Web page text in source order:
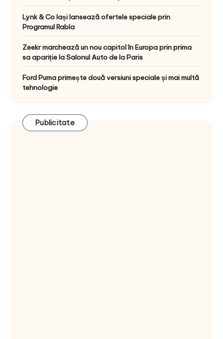
Lynk & Co Iași lansează ofertele speciale prin
Programul Rabla
Zeekr marchează un nou capitol în Europa prin prima
sa apariție la Salonul Auto de la Paris
Ford Puma primește două versiuni speciale și mai multă
tehnologie
Publicitate